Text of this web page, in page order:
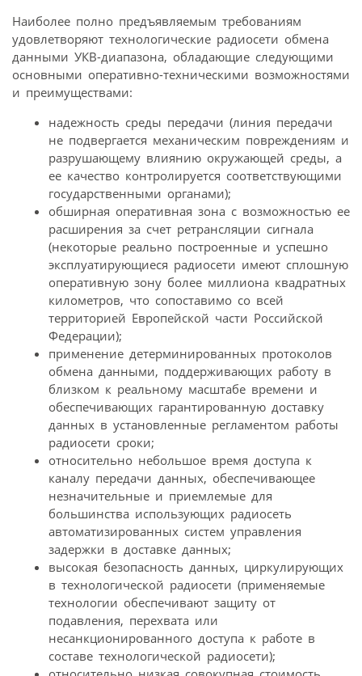
Наиболее полно предъявляемым требованиям
удовлетворяют технологические радиосети обмена
данными УКВ-диапазона, обладающие следующими
основными оперативно-техническими возможностями
и преимуществами:
надежность среды передачи (линия передачи
не подвергается механическим повреждениям и
разрушающему влиянию окружающей среды, а
ее качество контролируется соответствующими
государственными органами);
обширная оперативная зона с возможностью ее
расширения за счет ретрансляции сигнала
(некоторые реально построенные и успешно
эксплуатирующиеся радиосети имеют сплошную
оперативную зону более миллиона квадратных
километров, что сопоставимо со всей
территорией Европейской части Российской
Федерации);
применение детерминированных протоколов
обмена данными, поддерживающих работу в
близком к реальному масштабе времени и
обеспечивающих гарантированную доставку
данных в установленные регламентом работы
радиосети сроки;
относительно небольшое время доступа к
каналу передачи данных, обеспечивающее
незначительные и приемлемые для
большинства использующих радиосеть
автоматизированных систем управления
задержки в доставке данных;
высокая безопасность данных, циркулирующих
в технологической радиосети (применяемые
технологии обеспечивают защиту от
подавления, перехвата или
несанкционированного доступа к работе в
составе технологической радиосети);